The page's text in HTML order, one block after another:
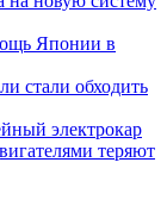
Японии в
стали обходить
электрокар
теряют